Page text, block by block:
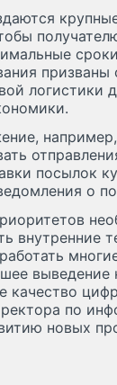
призваны
логистики
посылок
о
внутренние
выведение
качество
по
новых